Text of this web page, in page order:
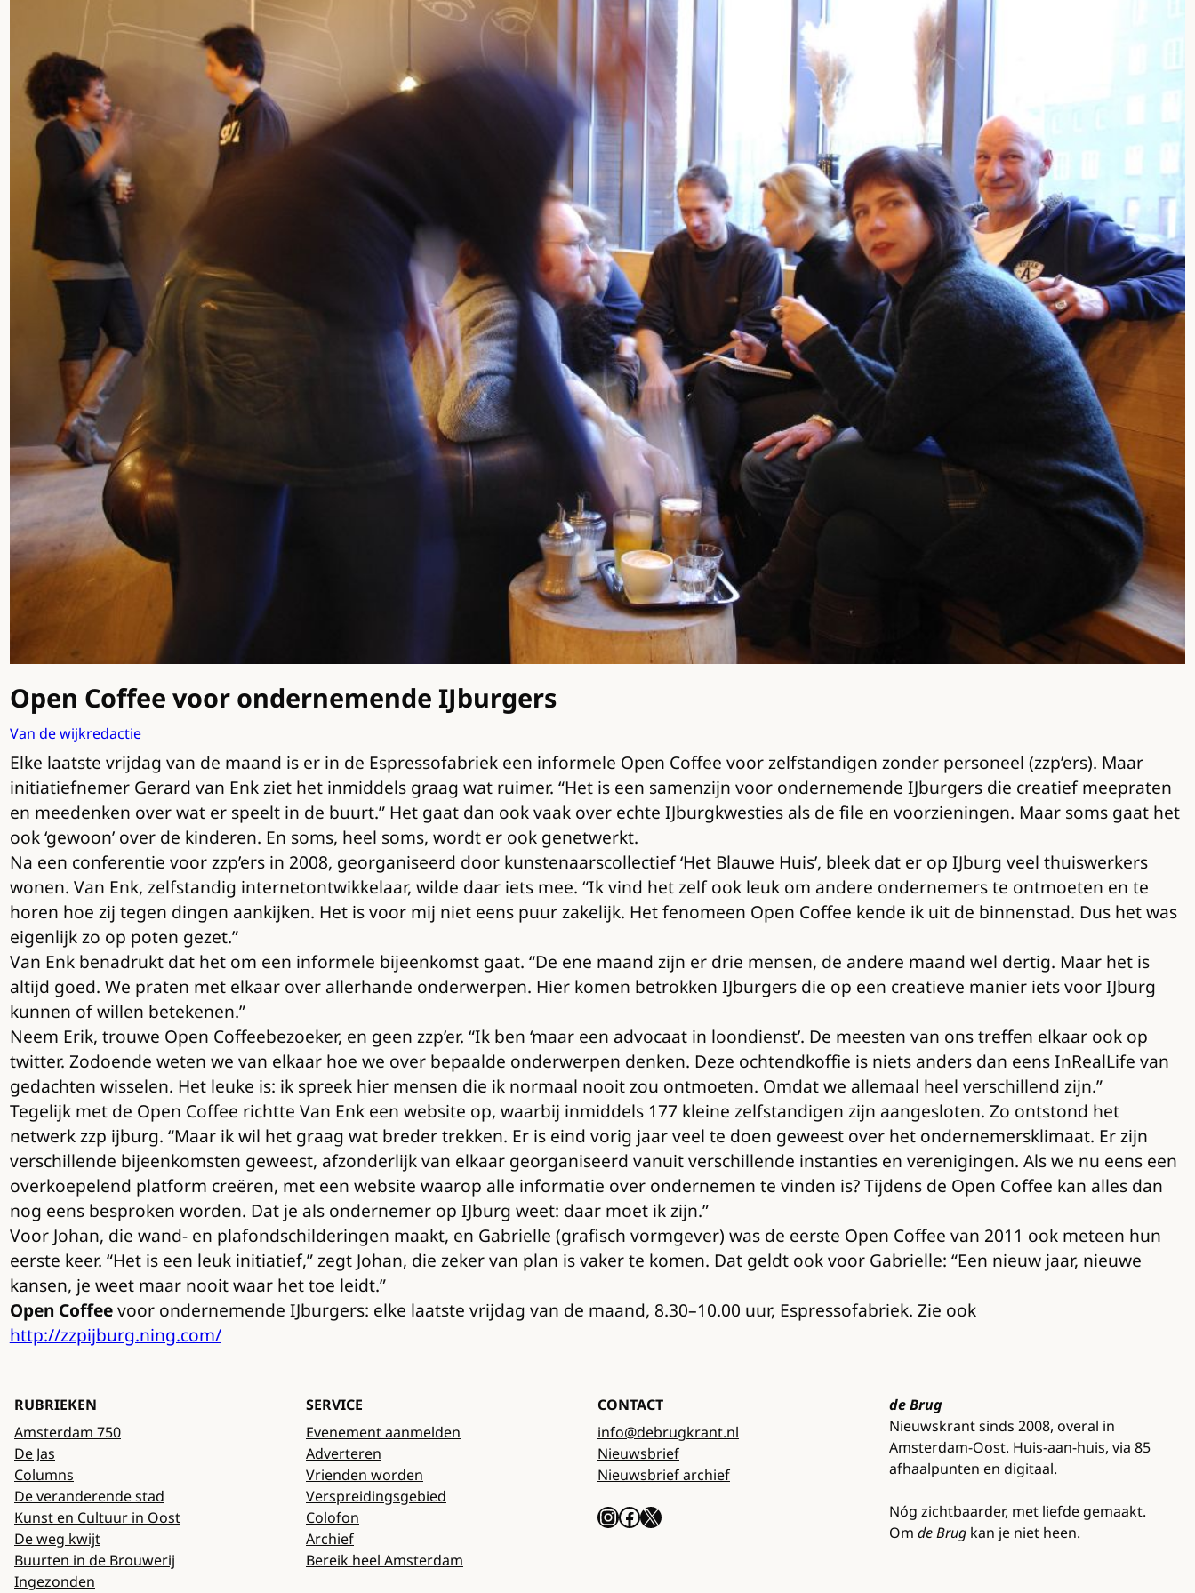
Open Coffee voor ondernemende IJburgers
Van de wijkredactie
Elke laatste vrijdag van de maand is er in de Espressofabriek een informele Open Coffee voor zelfstandigen zonder personeel (zzp’ers). Maar
initiatiefnemer Gerard van Enk ziet het inmiddels graag wat ruimer. “Het is een samenzijn voor ondernemende IJburgers die creatief meepraten
en meedenken over wat er speelt in de buurt.” Het gaat dan ook vaak over echte IJburgkwesties als de file en voorzieningen. Maar soms gaat het
ook ‘gewoon’ over de kinderen. En soms, heel soms, wordt er ook genetwerkt.
Na een conferentie voor zzp’ers in 2008, georganiseerd door kunstenaarscollectief ‘Het Blauwe Huis’, bleek dat er op IJburg veel thuiswerkers
wonen. Van Enk, zelfstandig internetontwikkelaar, wilde daar iets mee. “Ik vind het zelf ook leuk om andere ondernemers te ontmoeten en te
horen hoe zij tegen dingen aankijken. Het is voor mij niet eens puur zakelijk. Het fenomeen Open Coffee kende ik uit de binnenstad. Dus het was
eigenlijk zo op poten gezet.”
Van Enk benadrukt dat het om een informele bijeenkomst gaat. “De ene maand zijn er drie mensen, de andere maand wel dertig. Maar het is
altijd goed. We praten met elkaar over allerhande onderwerpen. Hier komen betrokken IJburgers die op een creatieve manier iets voor IJburg
kunnen of willen betekenen.”
Neem Erik, trouwe Open Coffeebezoeker, en geen zzp’er. “Ik ben ‘maar een advocaat in loondienst’. De meesten van ons treffen elkaar ook op
twitter. Zodoende weten we van elkaar hoe we over bepaalde onderwerpen denken. Deze ochtendkoffie is niets anders dan eens InRealLife van
gedachten wisselen. Het leuke is: ik spreek hier mensen die ik normaal nooit zou ontmoeten. Omdat we allemaal heel verschillend zijn.”
Tegelijk met de Open Coffee richtte Van Enk een website op, waarbij inmiddels 177 kleine zelfstandigen zijn aangesloten. Zo ontstond het
netwerk zzp ijburg. “Maar ik wil het graag wat breder trekken. Er is eind vorig jaar veel te doen geweest over het ondernemersklimaat. Er zijn
verschillende bijeenkomsten geweest, afzonderlijk van elkaar georganiseerd vanuit verschillende instanties en verenigingen. Als we nu eens een
overkoepelend platform creëren, met een website waarop alle informatie over ondernemen te vinden is? Tijdens de Open Coffee kan alles dan
nog eens besproken worden. Dat je als ondernemer op IJburg weet: daar moet ik zijn.”
Voor Johan, die wand- en plafondschilderingen maakt, en Gabrielle (grafisch vormgever) was de eerste Open Coffee van 2011 ook meteen hun
eerste keer. “Het is een leuk initiatief,” zegt Johan, die zeker van plan is vaker te komen. Dat geldt ook voor Gabrielle: “Een nieuw jaar, nieuwe
kansen, je weet maar nooit waar het toe leidt.”
Open Coffeevoor ondernemende IJburgers: elke laatste vrijdag van de maand, 8.30–10.00 uur, Espressofabriek. Zie ook
http://zzpijburg.ning.com/
RUBRIEKEN
Amsterdam 750
De Jas
Columns
De veranderende stad
Kunst en Cultuur in Oost
De weg kwijt
Buurten in de Brouwerij
Ingezonden
SERVICE
Evenement aanmelden
Adverteren
Vrienden worden
Verspreidingsgebied
Colofon
Archief
Bereik heel Amsterdam
CONTACT
info@debrugkrant.nl
Nieuwsbrief
Nieuwsbrief archief
InstagramFacebook X
de Brug
Nieuwskrant sinds 2008, overal in
Amsterdam-Oost. Huis-aan-huis, via 85
afhaalpunten en digitaal.
Nóg zichtbaarder, met liefde gemaakt.
Om de Brug kan je niet heen.